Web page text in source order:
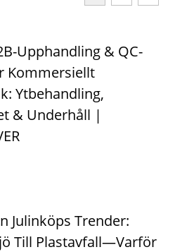
Upphandling & QC-
Kommersiellt
Ytbehandling,
& Underhåll |
Julinköps Trender:
Till Plastavfall—Varför